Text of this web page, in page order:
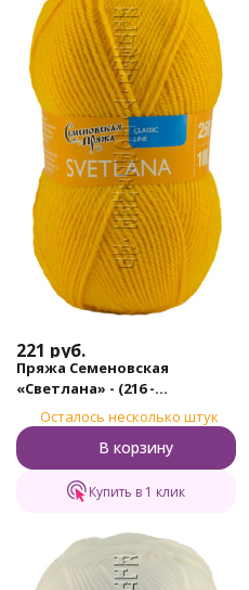
221 руб.
Пряжа Семеновская
«Светлана» - (216 -
Канарейка)
Осталось несколько штук
В корзину
Купить в 1 клик